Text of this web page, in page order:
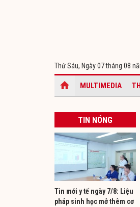
Thứ Sáu, Ngày 07 tháng 08
MULTIMEDIA
TIN NÓNG
Tin mới y tế ngày 7/8: Liệu
pháp sinh học mở thêm cơ